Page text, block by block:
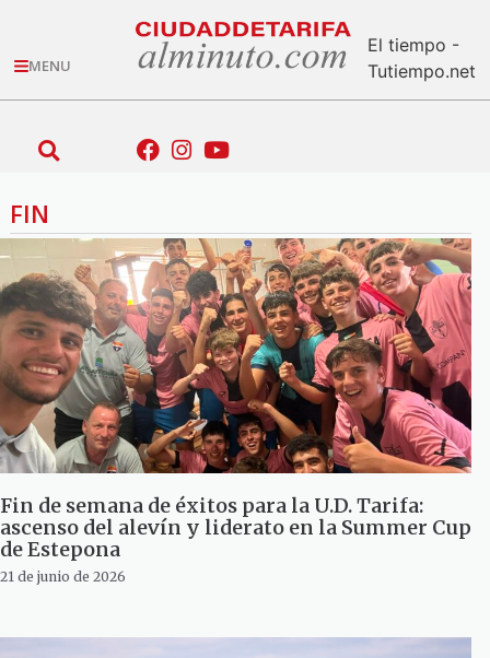
MENU
El tiempo -
Tutiempo.net
FIN
Fin de semana de éxitos para la U.D. Tarifa:
ascenso del alevín y liderato en la Summer Cup
de Estepona
21 de junio de 2026